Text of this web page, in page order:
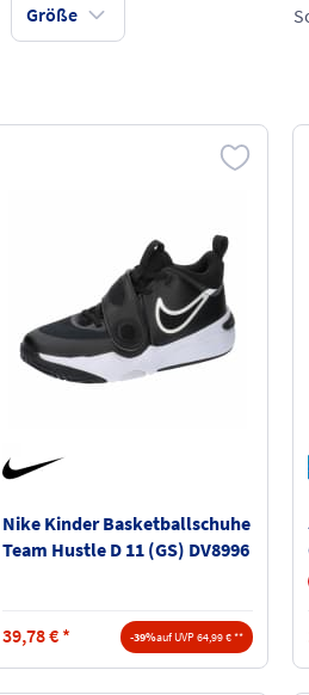
Größe
Nike Kinder Basketballschuhe
Team Hustle D 11 (GS) DV8996
39,78€ * -39%auf UVP 64,99 € **